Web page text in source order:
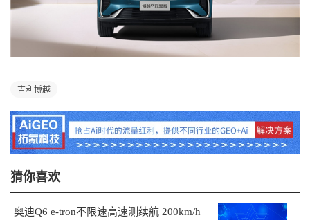
吉利博越
猜你喜欢
奥迪Q6 e-tron不限速高速测续航 200km/h